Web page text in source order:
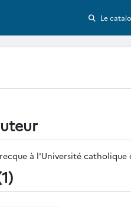
Le
à l'Université